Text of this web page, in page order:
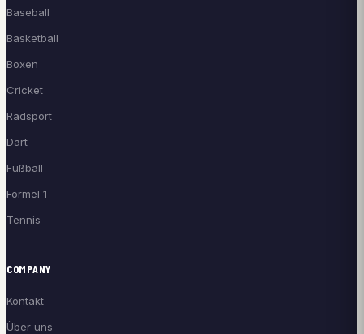
Baseball
Basketball
Boxen
Cricket
Radsport
Dart
Fußball
Formel 1
Tennis
COMPANY
Kontakt
Über uns